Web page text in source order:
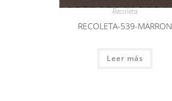
Recoleta
RECOLETA-539-MARRON
Leer más